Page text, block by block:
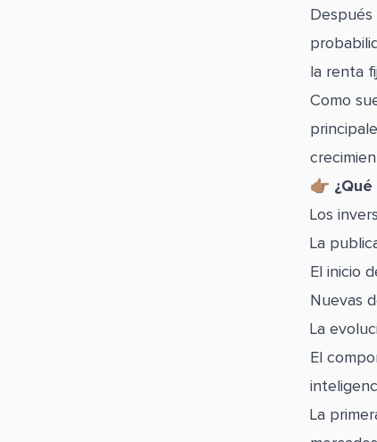
la renta
Como
👉🏽
Los
La
El inicio
Nuevas
La
El
La